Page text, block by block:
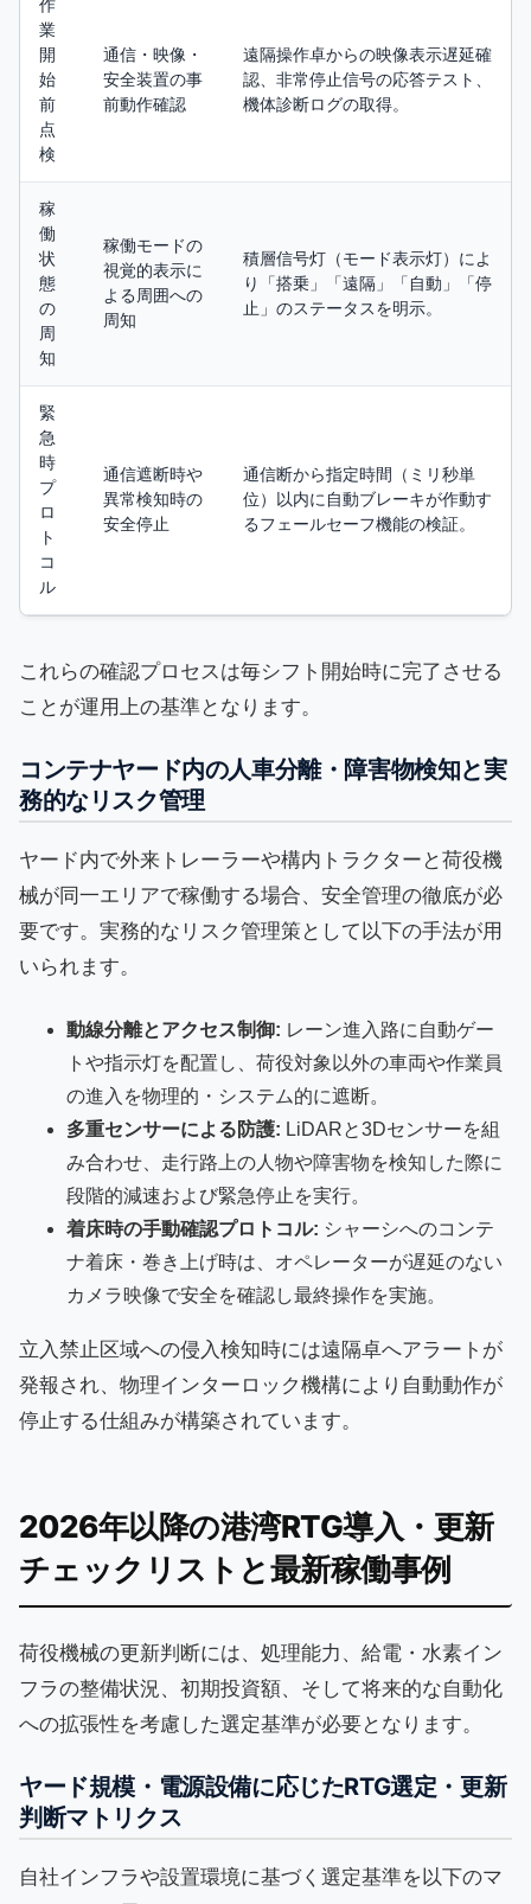
作
業
開
始
前
点
検
通信・映像・
安全装置の事
前動作確認
遠隔操作卓からの映像表示遅延確
認、非常停止信号の応答テスト、
機体診断ログの取得。
稼
働
状
態
の
周
知
稼働モードの
視覚的表示に
よる周囲への
周知
積層信号灯（モード表示灯）によ
り「搭乗」「遠隔」「自動」「停
止」のステータスを明示。
緊
急
時
プ
ロ
ト
コ
ル
通信遮断時や
異常検知時の
安全停止
通信断から指定時間（ミリ秒単
位）以内に自動ブレーキが作動す
るフェールセーフ機能の検証。
これらの確認プロセスは毎シフト開始時に完了させる
ことが運用上の基準となります。
コンテナヤード内の人車分離・障害物検知と実
務的なリスク管理
ヤード内で外来トレーラーや構内トラクターと荷役機
械が同一エリアで稼働する場合、安全管理の徹底が必
要です。実務的なリスク管理策として以下の手法が用
いられます。
動線分離とアクセス制御: レーン進入路に自動ゲー
トや指示灯を配置し、荷役対象以外の車両や作業員
の進入を物理的・システム的に遮断。
多重センサーによる防護: LiDARと3Dセンサーを組
み合わせ、走行路上の人物や障害物を検知した際に
段階的減速および緊急停止を実行。
着床時の手動確認プロトコル: シャーシへのコンテ
ナ着床・巻き上げ時は、オペレーターが遅延のない
カメラ映像で安全を確認し最終操作を実施。
立入禁止区域への侵入検知時には遠隔卓へアラートが
発報され、物理インターロック機構により自動動作が
停止する仕組みが構築されています。
2026年以降の港湾RTG導入・更新
チェックリストと最新稼働事例
荷役機械の更新判断には、処理能力、給電・水素イン
フラの整備状況、初期投資額、そして将来的な自動化
への拡張性を考慮した選定基準が必要となります。
ヤード規模・電源設備に応じたRTG選定・更新
判断マトリクス
自社インフラや設置環境に基づく選定基準を以下のマ